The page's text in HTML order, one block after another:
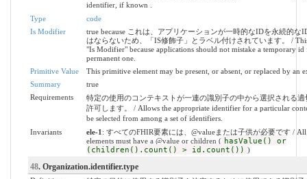
identifier, if known .
Type
code
Is Modifier
true because これは、アプリケーションが一時的なIDを永続的な
はならないため、「IS修飾子」とラベル付けされています。 /
"Is Modifier" because applications should not mistake a temporary id
permanent one.
Primitive Value
This primitive element may be present, or absent, or replaced by an
Summary
true
Requirements
特定の使用のコンテキストが一連の識別子の中から選択される適
許可します。 / Allows the appropriate identifier for a particular
be selected from among a set of identifiers.
Invariants
ele-1 : すべてのFHIR要素には、@valueまたは子供が必要です /
elements must have a @value or children ( hasValue() or
(children().count() > id.count()) )
48. Organization.identifier.type